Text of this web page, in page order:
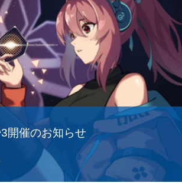
開催のお知らせ